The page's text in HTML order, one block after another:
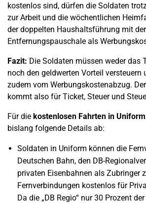
kostenlos sind, dürfen die Soldaten
zur Arbeit und die wöchentlichen
der doppelten Haushaltsführung mit der
Entfernungspauschale als
Fazit: Die Soldaten müssen weder das
noch den geldwerten Vorteil versteuern
zudem vom Werbungskostenabzug.
kommt also für Ticket, Steuer und
Für die kostenlosen Fahrten in Uniform
bislang folgende Details ab:
Soldaten in Uniform können die
Deutschen Bahn, den DB-
privaten Eisenbahnen als Zubringer
Fernverbindungen kostenlos für
Da die „DB Regio“ nur 30 Prozent